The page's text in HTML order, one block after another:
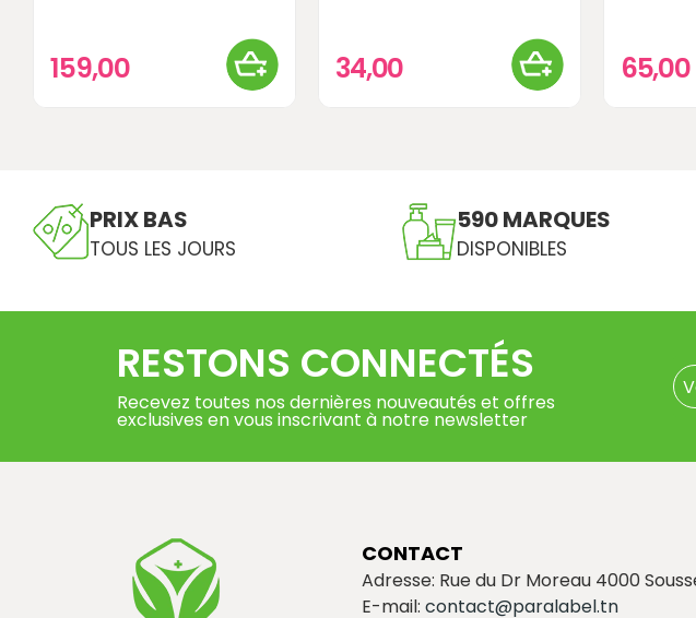
159,00 34,00 65,00
PRIX BAS
TOUS LES JOURS
590 MARQUES
DISPONIBLES
RESTONS CONNECTÉS
Recevez toutes nos dernières nouveautés et offres
exclusives en vous inscrivant à notre newsletter
CONTACT
Adresse: Rue du Dr Moreau 4000
E-mail: contact@paralabel.tn